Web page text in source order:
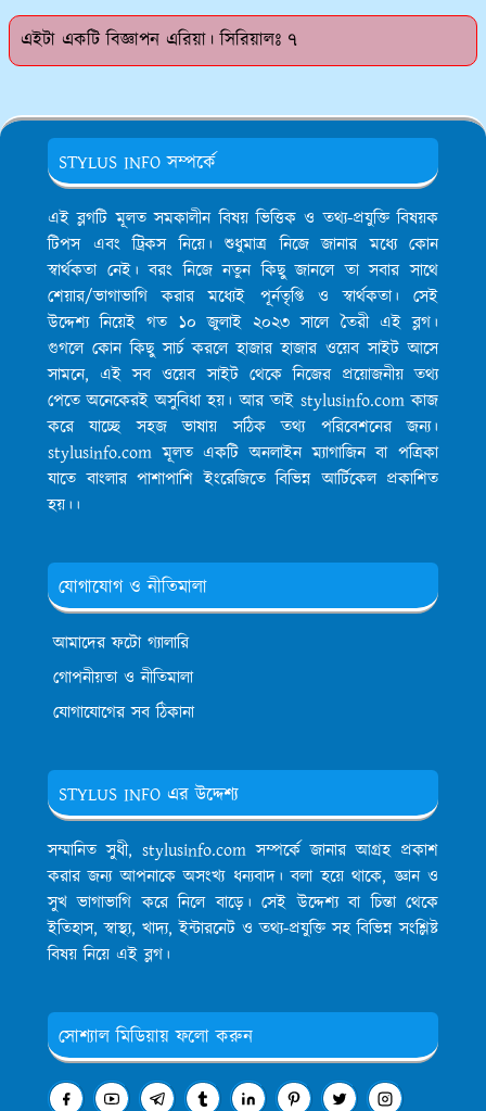
এইটা একটি বিজ্ঞাপন এরিয়া। সিরিয়ালঃ ৭
STYLUS INFO সম্পর্কে
এই ব্লগটি মূলত সমকালীন বিষয় ভিত্তিক ও তথ্য-প্রযুক্তি বিষয়ক
টিপস এবং ট্রিকস নিয়ে। শুধুমাত্র নিজে জানার মধ্যে কোন
স্বার্থকতা নেই। বরং নিজে নতুন কিছু জানলে তা সবার সাথে
শেয়ার/ভাগাভাগি করার মধ্যেই পূর্নতৃপ্তি ও স্বার্থকতা। সেই
উদ্দেশ্য নিয়েই গত ১০ জুলাই ২০২৩ সালে তৈরী এই ব্লগ।
গুগলে কোন কিছু সার্চ করলে হাজার হাজার ওয়েব সাইট আসে
সামনে, এই সব ওয়েব সাইট থেকে নিজের প্রয়োজনীয় তথ্য
পেতে অনেকেরই অসুবিধা হয়। আর তাই stylusinfo.com কাজ
করে যাচ্ছে সহজ ভাষায় সঠিক তথ্য পরিবেশনের জন্য।
stylusinfo.com মূলত একটি অনলাইন ম্যাগাজিন বা পত্রিকা
যাতে বাংলার পাশাপাশি ইংরেজিতে বিভিন্ন আর্টিকেল প্রকাশিত
হয়।।
যোগাযোগ ও নীতিমালা
আমাদের ফটো গ্যালারি
গোপনীয়তা ও নীতিমালা
যোগাযোগের সব ঠিকানা
STYLUS INFO এর উদ্দেশ্য
সম্মানিত সুধী, stylusinfo.com সম্পর্কে জানার আগ্রহ প্রকাশ
করার জন্য আপনাকে অসংখ্য ধন্যবাদ। বলা হয়ে থাকে, জ্ঞান ও
সুখ ভাগাভাগি করে নিলে বাড়ে। সেই উদ্দেশ্য বা চিন্তা থেকে
ইতিহাস, স্বাস্থ্য, খাদ্য, ইন্টারনেট ও তথ্য-প্রযুক্তি সহ বিভিন্ন সংশ্লিষ্ট
বিষয় নিয়ে এই ব্লগ।
সোশ্যাল মিডিয়ায় ফলো করুন